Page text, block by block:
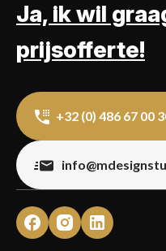
Ja, ik wil
prijsofferte!
+32 (0) 486 67 00